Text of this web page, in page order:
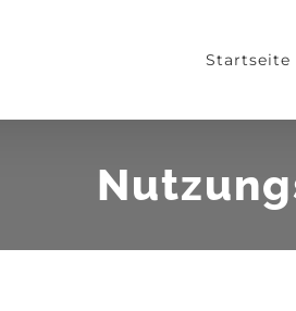
Startseite